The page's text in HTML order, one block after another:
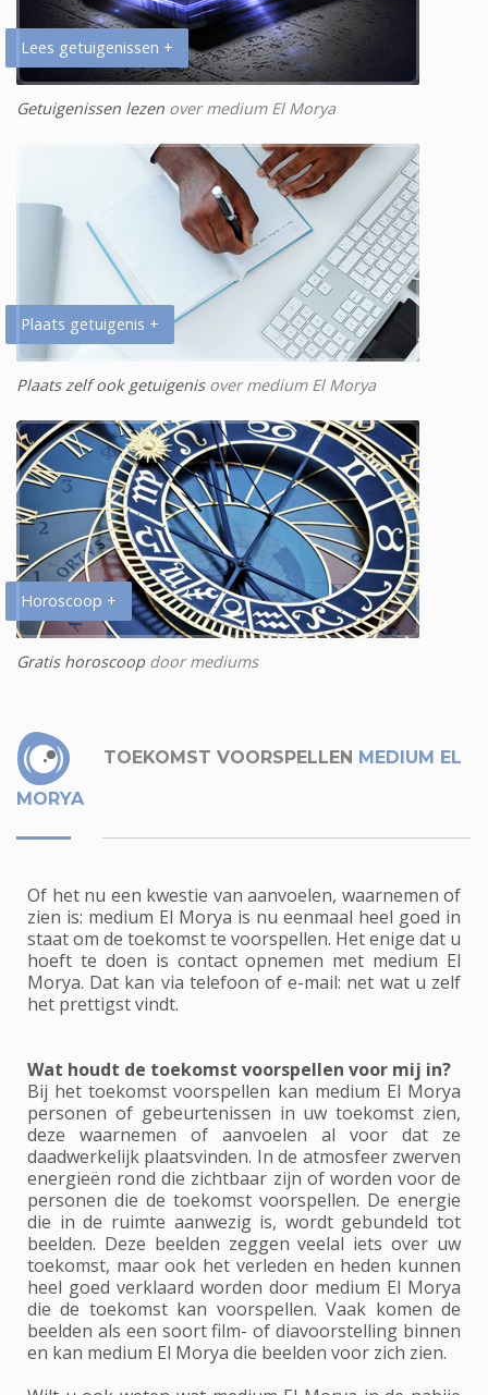
Lees getuigenissen +
Getuigenissen lezen over medium El Morya
Plaats getuigenis +
Plaats zelf ook getuigenisover medium El Morya
Horoscoop +
Gratis horoscoopdoor mediums
TOEKOMST VOORSPELLEN MEDIUM EL
MORYA
Of het nu een kwestie van aanvoelen, waarnemen of
zien is: medium El Morya is nu eenmaal heel goed in
staat om de toekomst te voorspellen. Het enige dat u
hoeft te doen is contact opnemen met medium El
Morya. Dat kan via telefoon of e-mail: net wat u zelf
het prettigst vindt.
Wat houdt de toekomst voorspellen voor mij in?
Bij het toekomst voorspellen kan medium El Morya
personen of gebeurtenissen in uw toekomst zien,
deze waarnemen of aanvoelen al voor dat ze
daadwerkelijk plaatsvinden. In de atmosfeer zwerven
energieën rond die zichtbaar zijn of worden voor de
personen die de toekomst voorspellen. De energie
die in de ruimte aanwezig is, wordt gebundeld tot
beelden. Deze beelden zeggen veelal iets over uw
toekomst, maar ook het verleden en heden kunnen
heel goed verklaard worden door medium El Morya
die de toekomst kan voorspellen. Vaak komen de
beelden als een soort film- of diavoorstelling binnen
en kan medium El Morya die beelden voor zich zien.